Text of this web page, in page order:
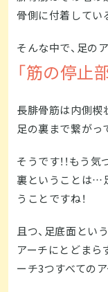
骨側に付着してい
そんな中で、足の
「筋の停止
長腓骨筋は内側楔
足の裏まで繋がっ
そうです！！もう
裏ということは…
うことですね！
且つ、足底面とい
アーチにとどまら
ーチ3つすべての